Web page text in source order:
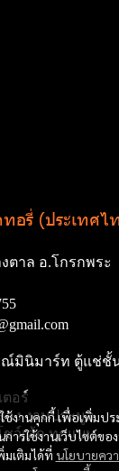
ช้งานคุกกี้ เพื่อเพิ่มป
ารใช้งานเว็บไซต์ขอ
มเติมได้ที่ นโยบายคว
อรี่ (ประเทศไ
ตาล อ.โกรกพระ
มินิมาร์ท ตู้แช่ชั้
ตอร์
ง งานประมูล
ว์เค้ก ทุกแบบ